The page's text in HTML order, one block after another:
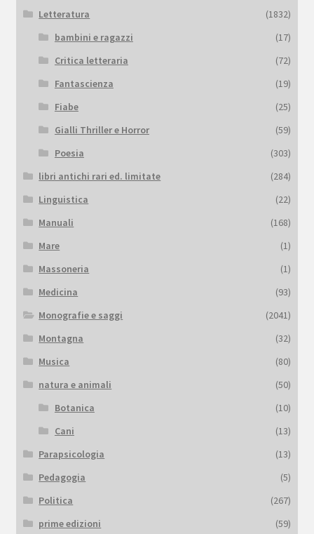
Letteratura
(1832)
bambini e ragazzi
(17)
Critica letteraria
(72)
Fantascienza
(19)
Fiabe
(25)
Gialli Thriller e Horror
(59)
Poesia
(303)
libri antichi rari ed. limitate
(284)
Linguistica
(22)
Manuali
(168)
Mare
(1)
Massoneria
(1)
Medicina
(93)
Monografie e saggi
(2041)
Montagna
(32)
Musica
(80)
natura e animali
(50)
Botanica
(10)
Cani
(13)
Parapsicologia
(13)
Pedagogia
(5)
Politica
(267)
prime edizioni
(59)